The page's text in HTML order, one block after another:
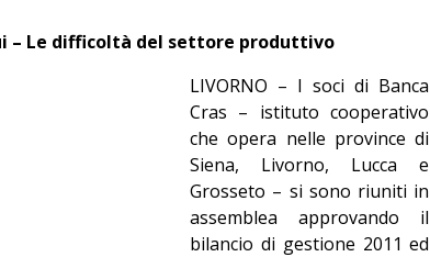
– Le difficoltà del settore produttivo
LIVORNO – I soci di Banca
Cras – istituto cooperativo
che opera nelle province di
Siena, Livorno, Lucca e
Grosseto – si sono riuniti in
assemblea approvando il
bilancio di gestione 2011 ed
Giorgio
Editoriale